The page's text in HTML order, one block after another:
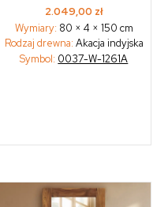
2.049,00 zł
Wymiary: 80 × 4 × 150 cm
Rodzaj drewna: Akacja indyjska
Symbol: 0037-W-1261A